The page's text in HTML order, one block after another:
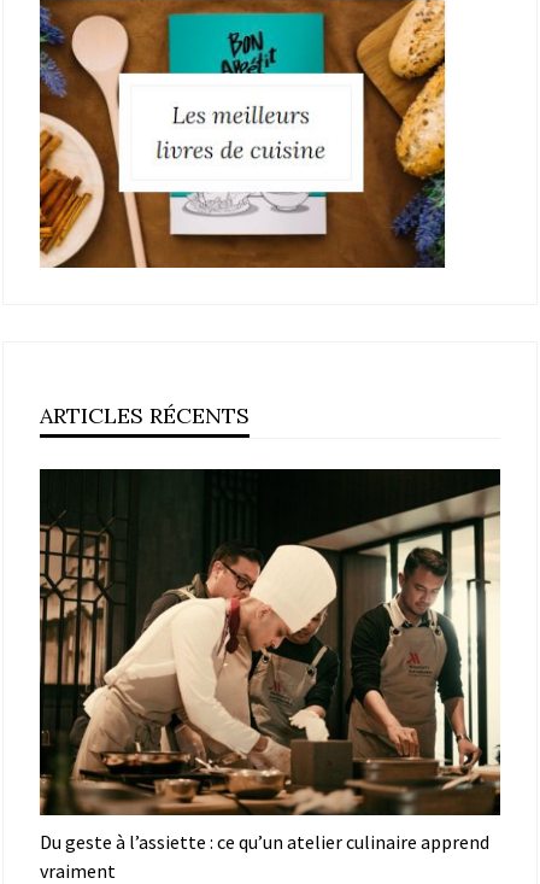
ARTICLES RÉCENTS
Du geste à l’assiette : ce qu’un atelier culinaire apprend
vraiment